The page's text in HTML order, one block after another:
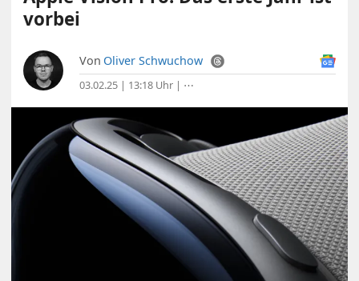
vorbei
Von Oliver Schwuchow
03.02.25 | 13:18 Uhr | ⋯